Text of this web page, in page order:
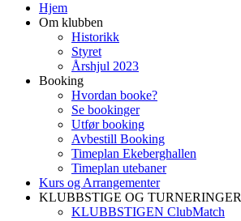
Hjem
Om klubben
Historikk
Styret
Årshjul 2023
Booking
Hvordan booke?
Se bookinger
Utfør booking
Avbestill Booking
Timeplan Ekeberghallen
Timeplan utebaner
Kurs og Arrangementer
KLUBBSTIGE OG TURNERINGER
KLUBBSTIGEN ClubMatch